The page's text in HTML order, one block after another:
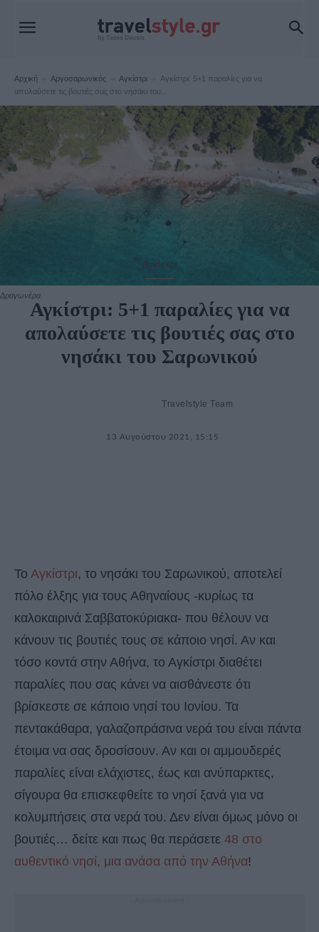
Αρχική Αργοσαρωνικός Αγκίστρι
Αγκίστρι: 5+1 παραλίες για να
απολαύσετε τις βουτιές σας στο νησάκι του...
Δραγωνέρα
Αγκίστρι
Αγκίστρι: 5+1 παραλίες για να
απολαύσετε τις βουτιές σας στο
νησάκι του Σαρωνικού
Travelstyle Team
13 Αυγούστου 2021, 15:15
Το Αγκίστρι, το νησάκι του Σαρωνικού, αποτελεί
πόλο έλξης για τους Αθηναίους -κυρίως τα
καλοκαιρινά Σαββατοκύριακα- που θέλουν να
κάνουν τις βουτιές τους σε κάποιο νησί. Αν και
τόσο κοντά στην Αθήνα, το Αγκίστρι διαθέτει
παραλίες που σας κάνει να αισθάνεστε ότι
βρίσκεστε σε κάποιο νησί του Ιονίου. Τα
πεντακάθαρα, γαλαζοπράσινα νερά του είναι πάντα
έτοιμα να σας δροσίσουν. Αν και οι αμμουδερές
παραλίες είναι ελάχιστες, έως και ανύπαρκτες,
σίγουρα θα επισκεφθείτε το νησί ξανά για να
κολυμπήσεις στα νερά του. Δεν είναι όμως μόνο οι
βουτιές… δείτε και πως θα περάσετε 48 στο
αυθεντικό νησί, μια ανάσα από την Αθήνα!